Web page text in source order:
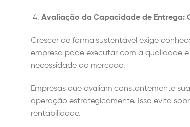
Avaliação da Capacidade de Entrega:
Crescer de forma sustentável exige
empresa pode executar com a qualidade
necessidade do mercado.
Empresas que avaliam constantemente
operação estrategicamente. Isso evita
rentabilidade.